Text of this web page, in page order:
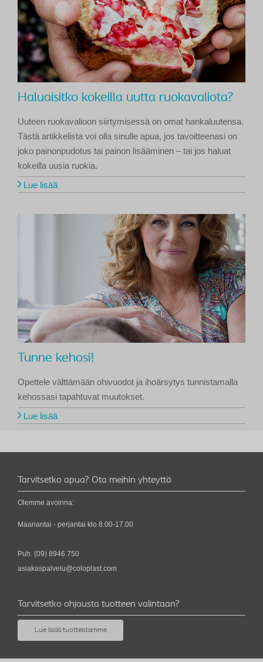
Haluaisitko kokeilla uutta ruokavaliota?
Uuteen ruokavalioon siirtymisessä on omat hankaluutensa.
Tästä artikkelista voi olla sinulle apua, jos tavoitteenasi on
joko painonpudotus tai painon lisääminen – tai jos haluat
kokeilla uusia ruokia.
Lue lisää
Tunne kehosi!
Opettele välttämään ohivuodot ja ihoärsytys tunnistamalla
kehossasi tapahtuvat muutokset.
Lue lisää
Tarvitsetko apua? Ota meihin yhteyttä
Olemme avoinna:
Maanantai - perjantai klo 8.00-17.00
Puh. (09) 8946 750
asiakaspalvelu@coloplast.com
Tarvitsetko ohjausta tuotteen valintaan?
Lue lisää tuotteistamme